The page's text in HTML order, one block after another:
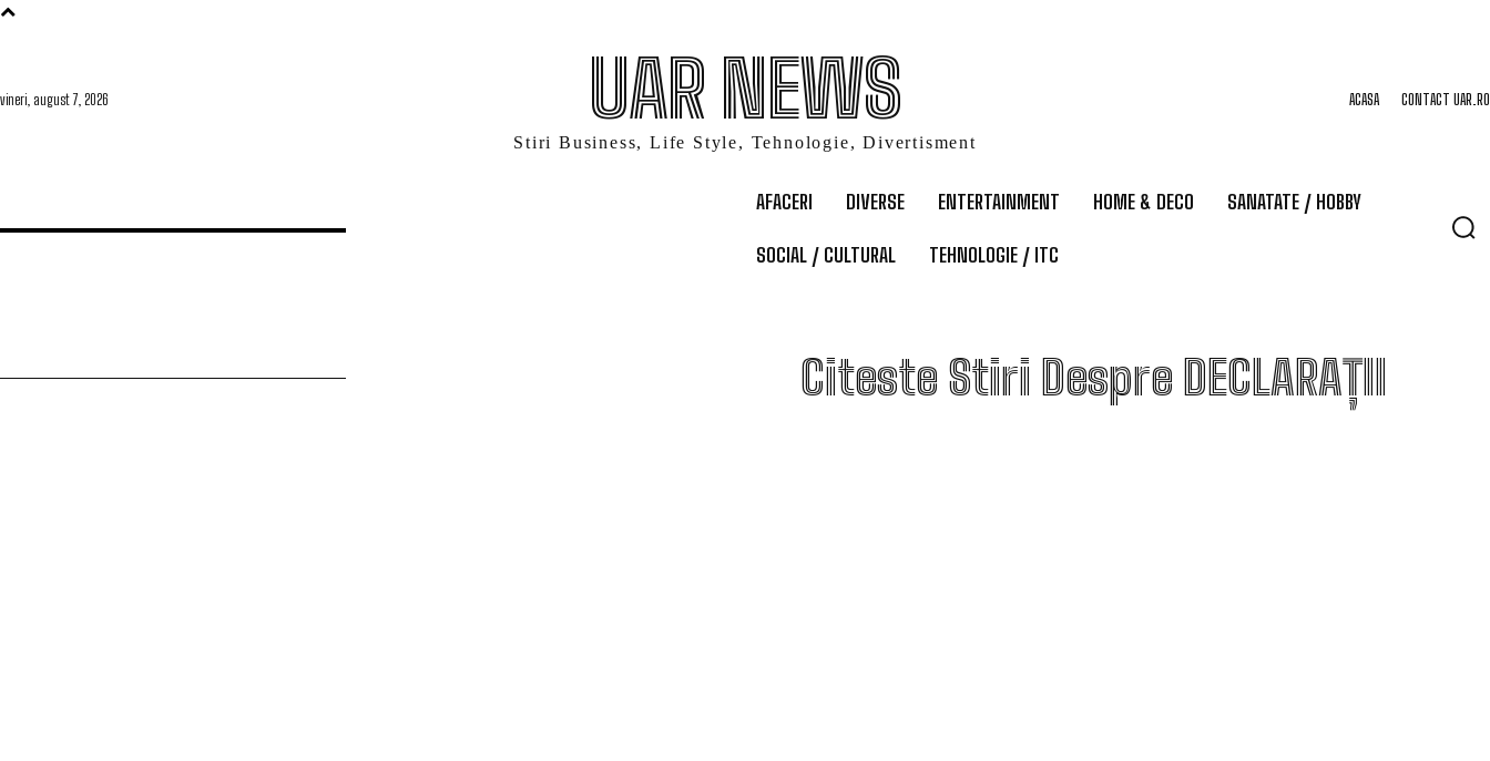
vineri, august 7, 2026 UAR NEWS
Stiri Business, Life Style, Tehnologie, Divertisment
ACASA CONTACT UAR.RO
AFACERI DIVERSE ENTERTAINMENT HOME & DECO SANATATE / HOBBY
SOCIAL / CULTURAL TEHNOLOGIE / ITC
Citeste Stiri Despre DECLARAȚII
D